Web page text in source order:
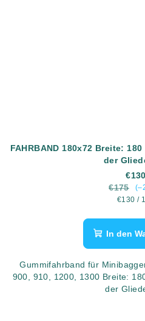
FAHRBAND 180x72 Breite: 180 mm Teilung: 72 mm
der
€130
€175
€130 /
In den
Gummifahrband für
900, 910, 1200, 1300 Breite:
der